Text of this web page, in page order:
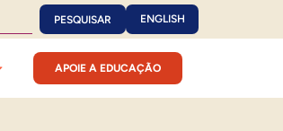
PESQUISAR ENGLISH
APOIE A EDUCAÇÃO